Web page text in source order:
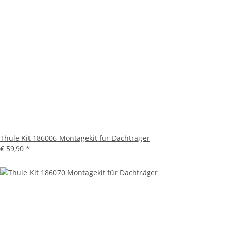
Thule Kit 186006 Montagekit für Dachträger
€ 59,90 *